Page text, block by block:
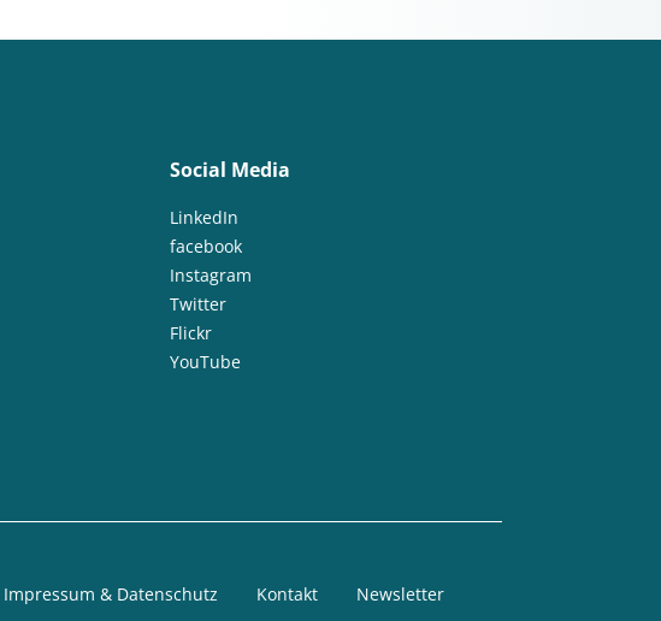
Social Media
LinkedIn
facebook
Instagram
Twitter
Flickr
YouTube
Impressum & Datenschutz Kontakt Newsletter